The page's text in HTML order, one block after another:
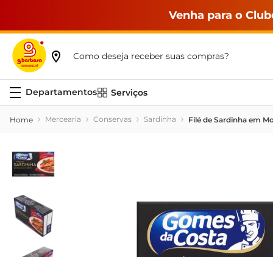
Venha para o
Como deseja receber suas compras?
Serviços
Mercearia Conservas Sardinha Filé de Sardinha em